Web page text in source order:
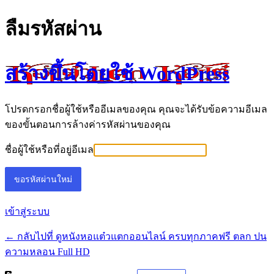
ลืมรหัสผ่าน
สร้างขึ้นโดยใช้ WordPress
โปรดกรอกชื่อผู้ใช้หรืออีเมลของคุณ คุณจะได้รับข้อความอีเมล
ของขั้นตอนการล้างค่ารหัสผ่านของคุณ
ชื่อผู้ใช้หรือที่อยู่อีเมล
เข้าสู่ระบบ
← กลับไปที่ ดูหนังหอแต๋วแตกออนไลน์ ครบทุกภาคฟรี ตลก ปน
ความหลอน Full HD